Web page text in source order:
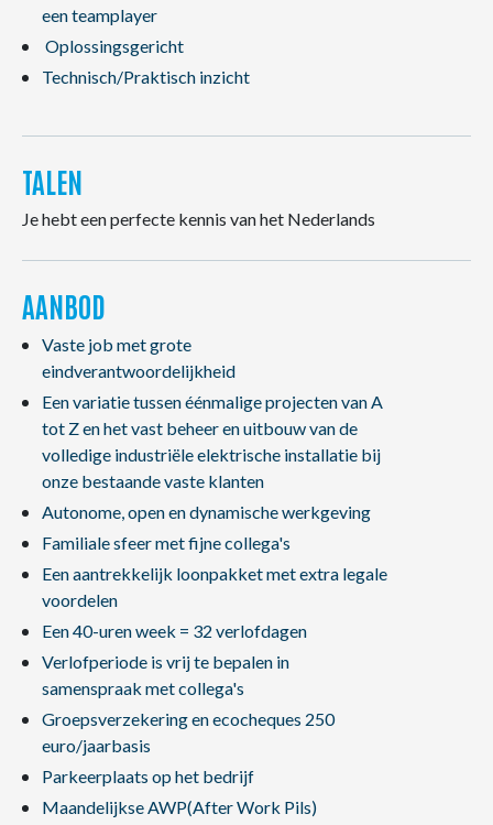
een teamplayer
Oplossingsgericht
Technisch/Praktisch inzicht
TALEN
Je hebt een perfecte kennis van het Nederlands
AANBOD
Vaste job met grote
eindverantwoordelijkheid
Een variatie tussen éénmalige projecten van A
tot Z en het vast beheer en uitbouw van de
volledige industriële elektrische installatie bij
onze bestaande vaste klanten
Autonome, open en dynamische werkgeving
Familiale sfeer met fijne collega's
Een aantrekkelijk loonpakket met extra legale
voordelen
Een 40-uren week = 32 verlofdagen
Verlofperiode is vrij te bepalen in
samenspraak met collega's
Groepsverzekering en ecocheques 250
euro/jaarbasis
Parkeerplaats op het bedrijf
Maandelijkse AWP(After Work Pils)